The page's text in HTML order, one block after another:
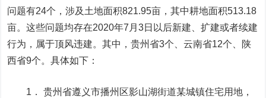
问题有24个，涉及土地面积821.95亩，其中耕地面积513.18
亩。这些问题均存在2020年7月3日以后新建、扩建或者续建
行为，属于顶风违建。其中，贵州省3个、云南省12个、陕
西省9个。具体如下：
1． 贵州省遵义市播州区影山湖街道某城镇住宅用地，